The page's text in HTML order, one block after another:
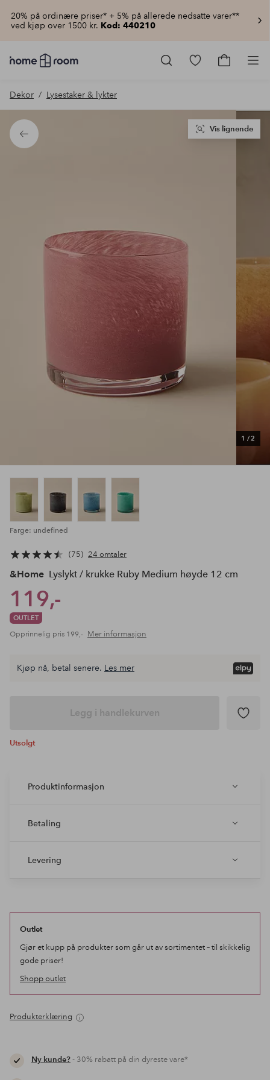
20% på ordinære priser* + 5% på allerede nedsatte varer**
ved kjøp over 1500 kr. Kod: 440210
Homeroom
–
hjemmet
til
lav
pris
Gå
Gå
Dekor Lysestaker & lykter
Tilbake
1 /2
Vis lignende
Farge: undefined
75 24 omtaler
&Home Lyslykt / krukke Ruby Medium høyde 12 cm
119,-
OUTLET
Opprinnelig pris 199,- Mer informasjon
Kjøp nå, betal senere. Les mer
Legg i handlekurven
Utsolgt
Produktinformasjon
Betaling
Levering
Outlet
Gjør et kupp på produkter som går ut av sortimentet – til skikkelig
gode priser!
Shopp outlet
Produkterklæring
Ny kunde?- 30% rabatt på din dyreste vare*